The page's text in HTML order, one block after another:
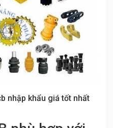
nhập khẩu giá tốt nhất